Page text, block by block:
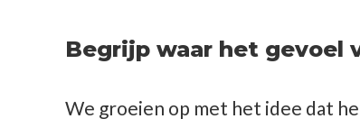
Begrijp waar het gevoel
We groeien op met het idee dat